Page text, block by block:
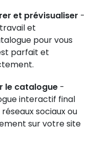
et prévisualiser -
et
pour vous
parfait et
le catalogue -
interactif final
sociaux ou
sur votre site